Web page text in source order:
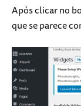
Após clicar no
que se parece